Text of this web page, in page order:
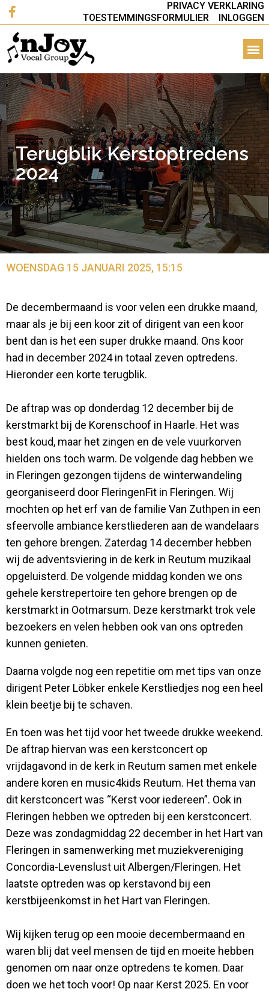
PRIVACY VERKLARING
TOESTEMMINGSFORMULIER
INLOGGEN
Terugblik Kerstoptredens
2024
WOENSDAG 15 JANUARI 2025, 15:15
De decembermaand is voor velen een drukke maand,
maar als je bij een koor zit of dirigent van een koor
bent dan is het een super drukke maand. Ons koor
had in december 2024 in totaal zeven optredens.
Hieronder een korte terugblik.
De aftrap was op donderdag 12 december bij de
kerstmarkt bij de Korenschoof in Haarle. Het was
best koud, maar het zingen en de vele vuurkorven
hielden ons toch warm. De volgende dag hebben we
in Fleringen gezongen tijdens de winterwandeling
georganiseerd door FleringenFit in Fleringen. Wij
mochten op het erf van de familie Van Zuthpen in een
sfeervolle ambiance kerstliederen aan de wandelaars
ten gehore brengen. Zaterdag 14 december hebben
wij de adventsviering in de kerk in Reutum muzikaal
opgeluisterd. De volgende middag konden we ons
gehele kerstrepertoire ten gehore brengen op de
kerstmarkt in Ootmarsum. Deze kerstmarkt trok vele
bezoekers en velen hebben ook van ons optreden
kunnen genieten.
Daarna volgde nog een repetitie om met tips van onze
dirigent Peter Löbker enkele Kerstliedjes nog een heel
klein beetje bij te schaven.
En toen was het tijd voor het tweede drukke weekend.
De aftrap hiervan was een kerstconcert op
vrijdagavond in de kerk in Reutum samen met enkele
andere koren en music4kids Reutum. Het thema van
dit kerstconcert was “Kerst voor iedereen”. Ook in
Fleringen hebben we optreden bij een kerstconcert.
Deze was zondagmiddag 22 december in het Hart van
Fleringen in samenwerking met muziekvereniging
Concordia-Levenslust uit Albergen/Fleringen. Het
laatste optreden was op kerstavond bij een
kerstbijeenkomst in het Hart van Fleringen.
Wij kijken terug op een mooie decembermaand en
waren blij dat veel mensen de tijd en moeite hebben
genomen om naar onze optredens te komen. Daar
doen we het toch voor! Op naar Kerst 2025. En voor